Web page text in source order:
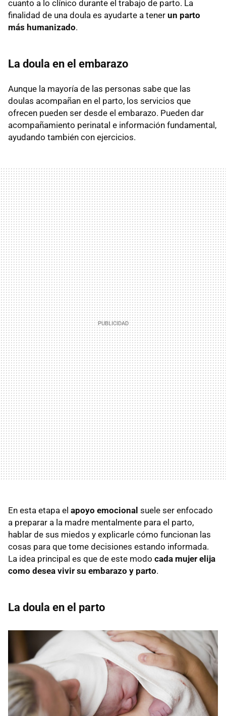
cuanto a lo clínico durante el trabajo de parto. La
finalidad de una doula es ayudarte a tener un parto
más humanizado.
La doula en el embarazo
Aunque la mayoría de las personas sabe que las
doulas acompañan en el parto, los servicios que
ofrecen pueden ser desde el embarazo. Pueden dar
acompañamiento perinatal e información fundamental,
ayudando también con ejercicios.
En esta etapa el apoyo emocional suele ser enfocado
a preparar a la madre mentalmente para el parto,
hablar de sus miedos y explicarle cómo funcionan las
cosas para que tome decisiones estando informada.
La idea principal es que de este modo cada mujer elija
como desea vivir su embarazo y parto.
La doula en el parto